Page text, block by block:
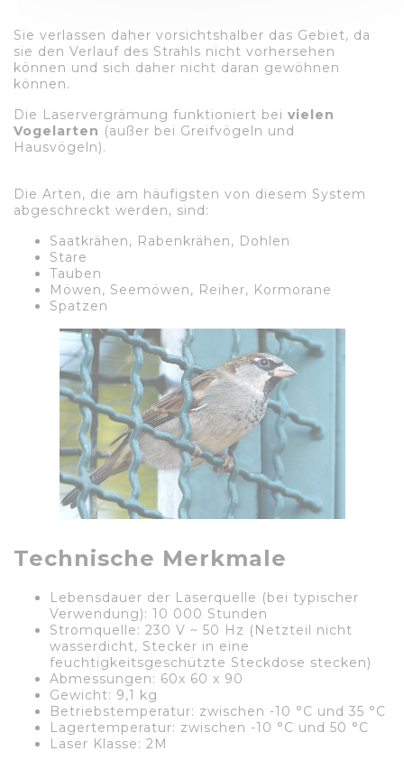
Sie verlassen daher vorsichtshalber das Gebiet, da
sie den Verlauf des Strahls nicht vorhersehen
können und sich daher nicht daran gewöhnen
können.
Die Laservergrämung funktioniert bei vielen
Vogelarten (außer bei Greifvögeln und
Hausvögeln).
Die Arten, die am häufigsten von diesem System
abgeschreckt werden, sind:
Saatkrähen, Rabenkrähen, Dohlen
Stare
Tauben
Möwen, Seemöwen, Reiher, Kormorane
Spatzen
Technische Merkmale
Lebensdauer der Laserquelle (bei typischer
Verwendung): 10 000 Stunden
Stromquelle: 230 V ~ 50 Hz (Netzteil nicht
wasserdicht, Stecker in eine
feuchtigkeitsgeschützte Steckdose stecken)
Abmessungen: 60x 60 x 90
Gewicht: 9,1 kg
Betriebstemperatur: zwischen -10 °C und 35 °C
Lagertemperatur: zwischen -10 °C und 50 °C
Laser Klasse: 2M